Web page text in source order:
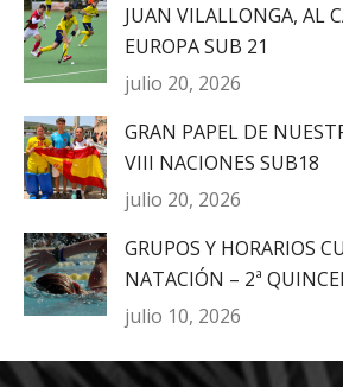
JUAN VILALLONGA, AL
EUROPA SUB 21
julio 20, 2026
GRAN PAPEL DE
VIII NACIONES SUB18
julio 20, 2026
GRUPOS Y HORARIOS
NATACIÓN – 2ª
julio 10, 2026